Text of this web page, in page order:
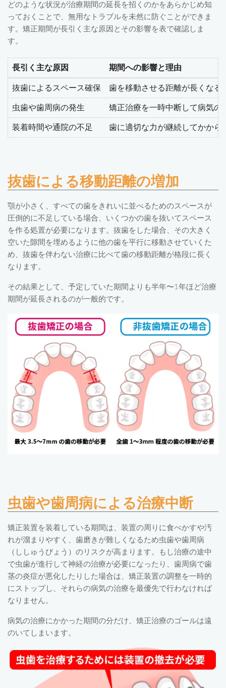
どのような状況が治療期間の延長を招くのかをあらかじめ知
っておくことで、無用なトラブルを未然に防ぐことができま
す。矯正期間が長引く主な原因とその影響を表で確認しま
す。
長引く主な原因 期間への影響と理由
抜歯によるスペース確保 歯を移動させる距離が長くなる
虫歯や歯周病の発生 矯正治療を一時中断して病気の
装着時間や通院の不足 歯に適切な力が継続してかから
抜歯による移動距離の増加
顎が小さく、すべての歯をきれいに並べるためのスペースが
圧倒的に不足している場合、いくつかの歯を抜いてスペース
を作る処置が必要になります。抜歯をした場合、その大きく
空いた隙間を埋めるように他の歯を平行に移動させていくた
め、抜歯を伴わない治療に比べて歯の移動距離が格段に長く
なります。
その結果として、予定していた期間よりも半年〜1年ほど治療
期間が延長されるのが一般的です。
虫歯や歯周病による治療中断
矯正装置を装着している期間は、装置の周りに食べかすや汚
れが溜まりやすく、歯磨きが難しくなるため虫歯や歯周病
（ししゅうびょう）のリスクが高まります。もし治療の途中
で虫歯が進行して神経の治療が必要になったり、歯周病で歯
茎の炎症が悪化したりした場合は、矯正装置の調整を一時的
にストップし、それらの病気の治療を最優先で行わなければ
なりません。
病気の治療にかかった期間の分だけ、矯正治療のゴールは遠
のいてしまいます。